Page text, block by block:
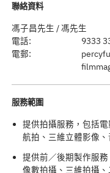
聯絡資料
馮子昌先生 / 馮先生
電話:
9333
電郵:
服務範圍
提供拍攝服務，包括
航拍、三維立體影像
提供前／後期製作服
像數拍攝、三維拍攝